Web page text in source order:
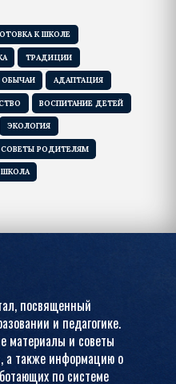
К ШКОЛЕ
ТРАДИЦИИ
ОБЫЧАИ АДАПТАЦИЯ
ВОСПИТАНИЕ ДЕТЕЙ
ЭКОЛОГИЯ
СОВЕТЫ РОДИТЕЛЯМ
ШКОЛА
посвященный
и педагогике.
материалы и советы
а также информацию о
по системе